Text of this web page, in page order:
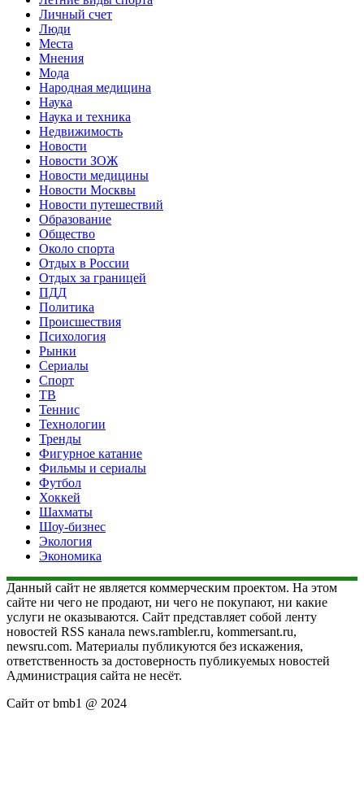
Личный счет
Люди
Места
Мнения
Мода
Народная медицина
Наука
Наука и техника
Недвижимость
Новости
Новости ЗОЖ
Новости медицины
Новости Москвы
Новости путешествий
Образование
Общество
Около спорта
Отдых в России
Отдых за границей
ПДД
Политика
Происшествия
Психология
Рынки
Сериалы
Спорт
ТВ
Теннис
Технологии
Тренды
Фигурное катание
Фильмы и сериалы
Футбол
Хоккей
Шахматы
Шоу-бизнес
Экология
Экономика
Данный сайт не является коммерческим проектом. На этом
сайте ни чего не продают, ни чего не покупают, ни какие
услуги не оказываются. Сайт представляет собой ленту
новостей RSS канала news.rambler.ru, kommersant.ru,
newsru.com. Материалы публикуются без искажения,
ответственность за достоверность публикуемых новостей
Администрация сайта не несёт.
Сайт от bmb1 @ 2024